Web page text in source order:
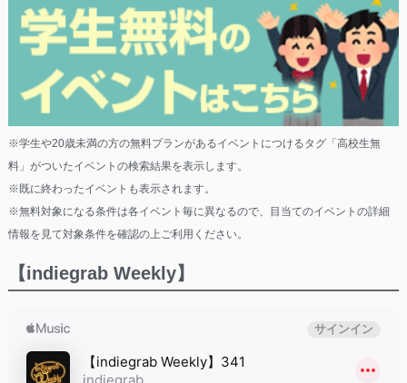
※学生や20歳未満の方の無料プランがあるイベントにつけるタグ「高校生無
料」がついたイベントの検索結果を表示します。
※既に終わったイベントも表示されます。
※無料対象になる条件は各イベント毎に異なるので、目当てのイベントの詳細
情報を見て対象条件を確認の上ご利用ください。
【indiegrab Weekly】